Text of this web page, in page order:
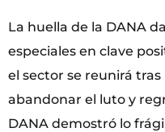
La huella de la DANA
especiales en clave
el sector se reunirá
abandonar el luto y
DANA demostró lo